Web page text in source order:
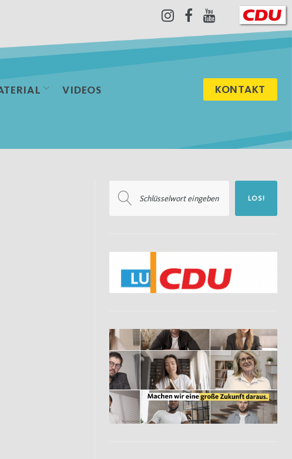
Instagram
Facebook
Youtube
VIDEOS KONTAKT
nach:
LOS!